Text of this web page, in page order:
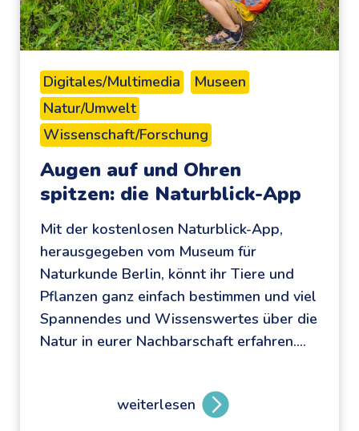
Digitales/Multimedia
Museen
Natur/Umwelt
Wissenschaft/Forschung
Augen auf und Ohren
spitzen: die Naturblick-App
Mit der kostenlosen Naturblick-App,
herausgegeben vom Museum für
Naturkunde Berlin, könnt ihr Tiere und
Pflanzen ganz einfach bestimmen und viel
Spannendes und Wissenswertes über die
Natur in eurer Nachbarschaft erfahren….
weiterlesen
A